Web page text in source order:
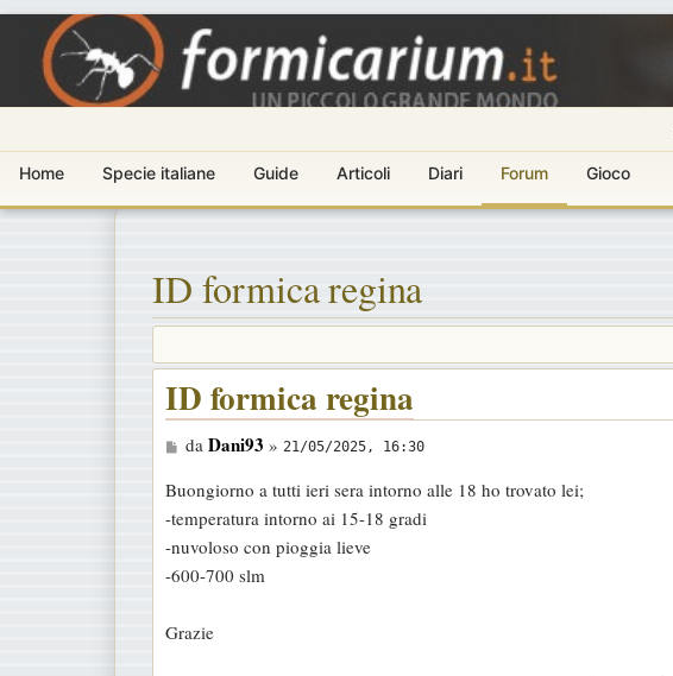
Home Specie italiane Guide Articoli Diari Forum Gioco
ID formica regina
ID formica regina
M
s
s
a
g
i
da Dani93 » 21/05/2025, 16:30
Buongiorno a tutti ieri sera intorno alle 18 ho trovato lei;
-temperatura intorno ai 15-18 gradi
-nuvoloso con pioggia lieve
-600-700 slm
Grazie